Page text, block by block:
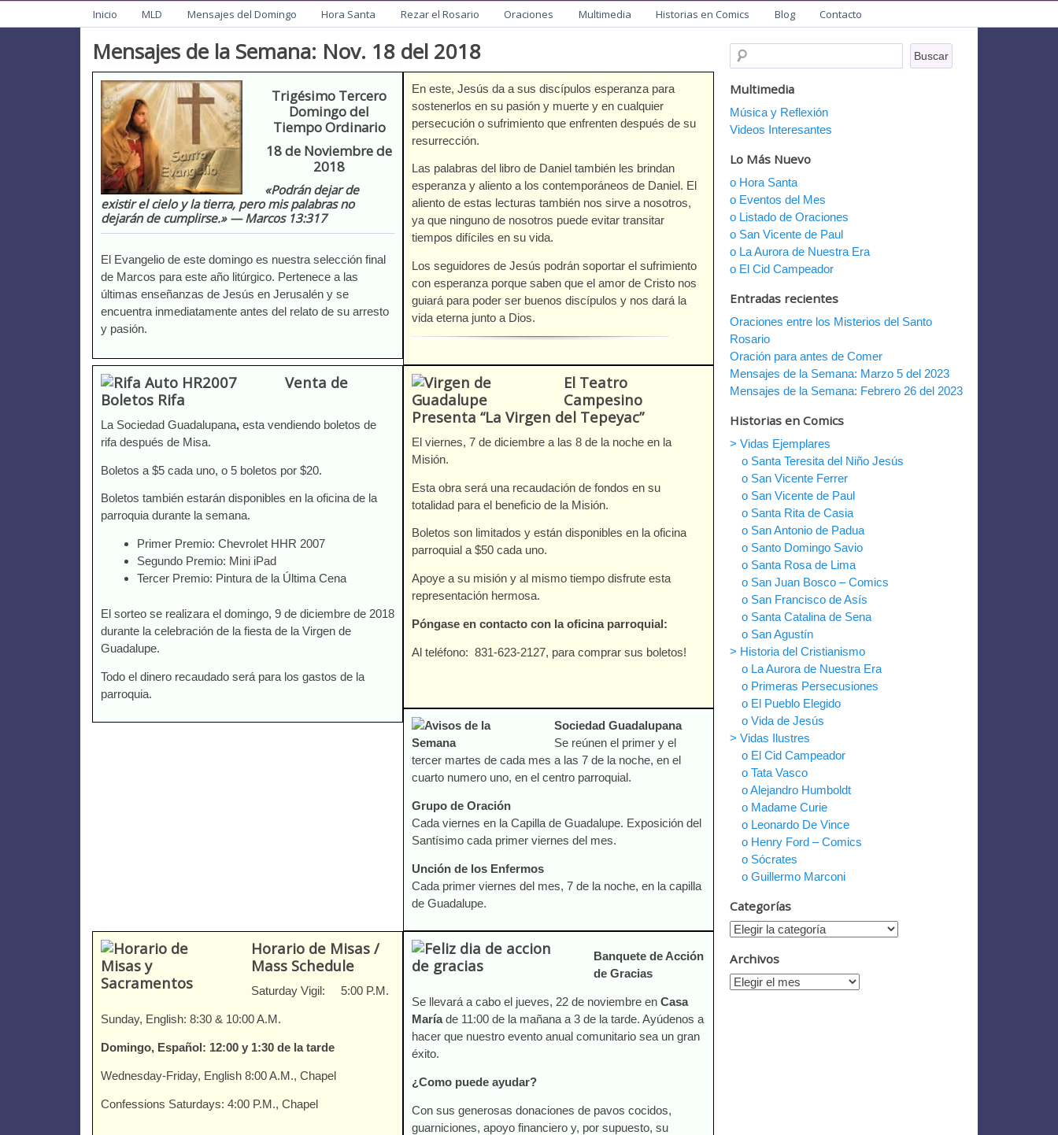
Mision de San Juan Bautista
Informacion General de la Mission
Menu
Inicio MLD Mensajes del Domingo Hora Santa Rezar el Rosario Oraciones Multimedia Historias en Comics Blog Contacto
Mensajes de la Semana: Nov. 18 del 2018
Trigésimo Tercero
Domingo del
Tiempo Ordinario
18 de Noviembre de
2018
«Podrán dejar de
existir el cielo y la tierra, pero mis palabras no
dejarán de cumplirse.» — Marcos 13:317
El Evangelio de este domingo es nuestra selección final
de Marcos para este año litúrgico. Pertenece a las
últimas enseñanzas de Jesús en Jerusalén y se
encuentra inmediatamente antes del relato de su arresto
y pasión.
En este, Jesús da a sus discípulos esperanza para
sostenerlos en su pasión y muerte y en cualquier
persecución o sufrimiento que enfrenten después de su
resurrección.
Las palabras del libro de Daniel también les brindan
esperanza y aliento a los contemporáneos de Daniel. El
aliento de estas lecturas también nos sirve a nosotros,
ya que ninguno de nosotros puede evitar transitar
tiempos difíciles en su vida.
Los seguidores de Jesús podrán soportar el sufrimiento
con esperanza porque saben que el amor de Cristo nos
guiará para poder ser buenos discípulos y nos dará la
vida eterna junto a Dios.
Venta de
Boletos Rifa
La Sociedad Guadalupana, esta vendiendo boletos de
rifa después de Misa.
Boletos a $5 cada uno, o 5 boletos por $20.
Boletos también estarán disponibles en la oficina de la
parroquia durante la semana.
Primer Premio: Chevrolet HHR 2007
Segundo Premio: Mini iPad
Tercer Premio: Pintura de la Última Cena
El sorteo se realizara el domingo, 9 de diciembre de 2018
durante la celebración de la fiesta de la Virgen de
Guadalupe.
Todo el dinero recaudado será para los gastos de la
parroquia.
El Teatro
Campesino
Presenta “La Virgen del Tepeyac”
El viernes, 7 de diciembre a las 8 de la noche en la
Misión.
Esta obra será una recaudación de fondos en su
totalidad para el beneficio de la Misión.
Boletos son limitados y están disponibles en la oficina
parroquial a $50 cada uno.
Apoye a su misión y al mismo tiempo disfrute esta
representación hermosa.
Póngase en contacto con la oficina parroquial:
Al teléfono: 831-623-2127, para comprar sus boletos!
Sociedad Guadalupana
Se reúnen el primer y el
tercer martes de cada mes a las 7 de la noche, en el
cuarto numero uno, en el centro parroquial.
Grupo de Oración
Cada viernes en la Capilla de Guadalupe. Exposición del
Santísimo cada primer viernes del mes.
Unción de los Enfermos
Cada primer viernes del mes, 7 de la noche, en la capilla
de Guadalupe.
Horario de Misas /
Mass Schedule
Saturday Vigil: 5:00 P.M.
Sunday, English: 8:30 & 10:00 A.M.
Domingo, Español: 12:00 y 1:30 de la tarde
Wednesday-Friday, English 8:00 A.M., Chapel
Confessions Saturdays: 4:00 P.M., Chapel
Banquete de Acción
de Gracias
Se llevará a cabo el jueves, 22 de noviembre en Casa
Maríade 11:00 de la mañana a 3 de la tarde. Ayúdenos a
hacer que nuestro evento anual comunitario sea un gran
éxito.
¿Como puede ayudar?
Con sus generosas donaciones de pavos cocidos,
guarniciones, apoyo financiero y, por supuesto, su
Multimedia
Música y Reflexión
Videos Interesantes
Lo Más Nuevo
o Hora Santa
o Eventos del Mes
o Listado de Oraciones
o San Vicente de Paul
o La Aurora de Nuestra Era
o El Cid Campeador
Entradas recientes
Oraciones entre los Misterios del Santo
Rosario
Oración para antes de Comer
Mensajes de la Semana: Marzo 5 del 2023
Mensajes de la Semana: Febrero 26 del 2023
Historias en Comics
> Vidas Ejemplares
o Santa Teresita del Niño Jesús
o San Vicente Ferrer
o San Vicente de Paul
o Santa Rita de Casia
o San Antonio de Padua
o Santo Domingo Savio
o Santa Rosa de Lima
o San Juan Bosco – Comics
o San Francisco de Asís
o Santa Catalina de Sena
o San Agustín
> Historia del Cristianismo
o La Aurora de Nuestra Era
o Primeras Persecusiones
o El Pueblo Elegido
o Vida de Jesús
> Vidas Ilustres
o El Cid Campeador
o Tata Vasco
o Alejandro Humboldt
o Madame Curie
o Leonardo De Vince
o Henry Ford – Comics
o Sócrates
o Guillermo Marconi
Categorías
Archivos